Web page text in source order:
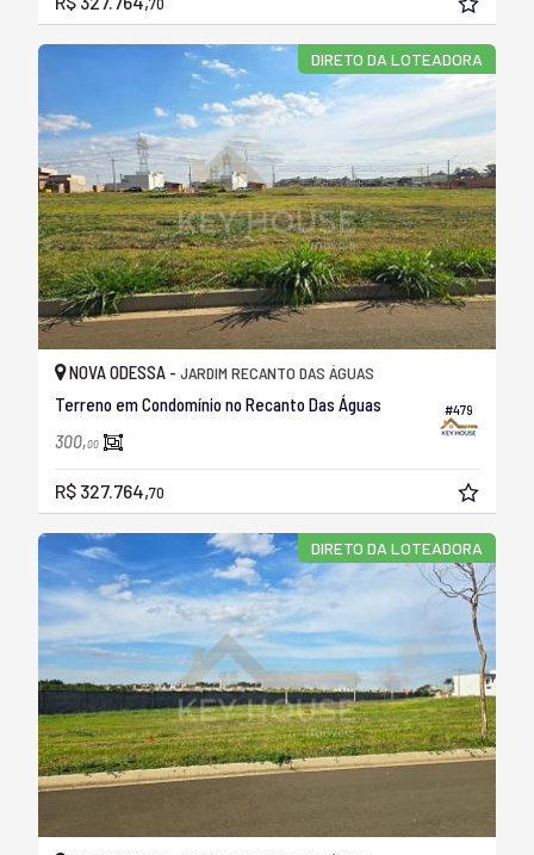
DIRETO DA LOTEADORA
#479
NOVA ODESSA - JARDIM RECANTO DAS ÁGUAS
Terreno em Condomínio no Recanto Das Águas
300,00
R$ 327.764,70
DIRETO DA LOTEADORA